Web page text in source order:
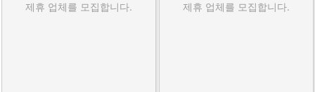
제휴 업체를 모집합니다. 제휴 업체를 모집합니다.